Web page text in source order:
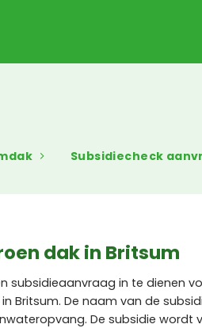
Subsidiecheck
dak in Britsum
subsidieaanvraag in te dienen
Britsum. De naam van de
De subsidie wordt